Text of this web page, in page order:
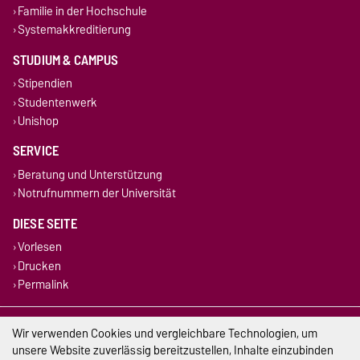
Familie in der Hochschule
Systemakkreditierung
STUDIUM & CAMPUS
Stipendien
Studentenwerk
Unishop
SERVICE
Beratung und Unterstützung
Notrufnummern der Universität
DIESE SEITE
Vorlesen
Drucken
Permalink
Impressum
Datenschutz
Wir verwenden Cookies und vergleichbare Technologien, um
unsere Website zuverlässig bereitzustellen, Inhalte einzubinden